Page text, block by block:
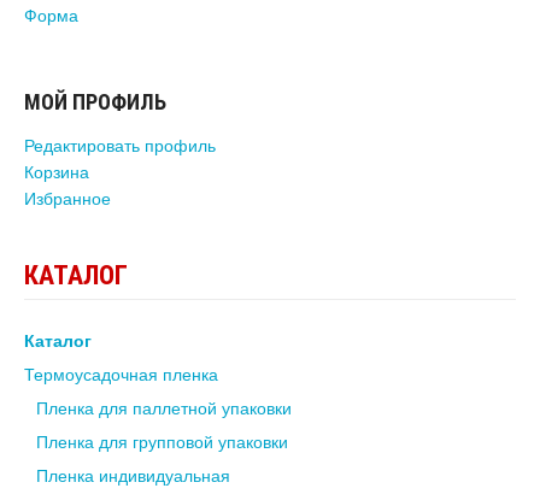
Форма
МОЙ ПРОФИЛЬ
Редактировать профиль
Корзина
Избранное
КАТАЛОГ
Каталог
Термоусадочная пленка
Пленка для паллетной упаковки
Пленка для групповой упаковки
Пленка индивидуальная